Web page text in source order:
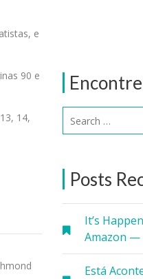
Posts
It’s
Amazon —
Está
e
90 e
14,